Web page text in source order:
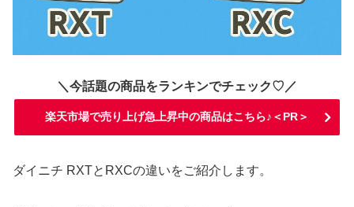
＼今話題の商品をランキンでチェック♡／
楽天市場で売り上げ急上昇中の商品はこちら♪＜PR＞
ダイニチ RXTとRXCの違いをご紹介します。